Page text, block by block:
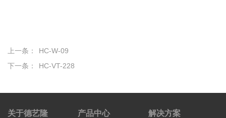
上一条：
HC-W-09
下一条：
HC-VT-228
关于德艺隆 产品中心 解决方案